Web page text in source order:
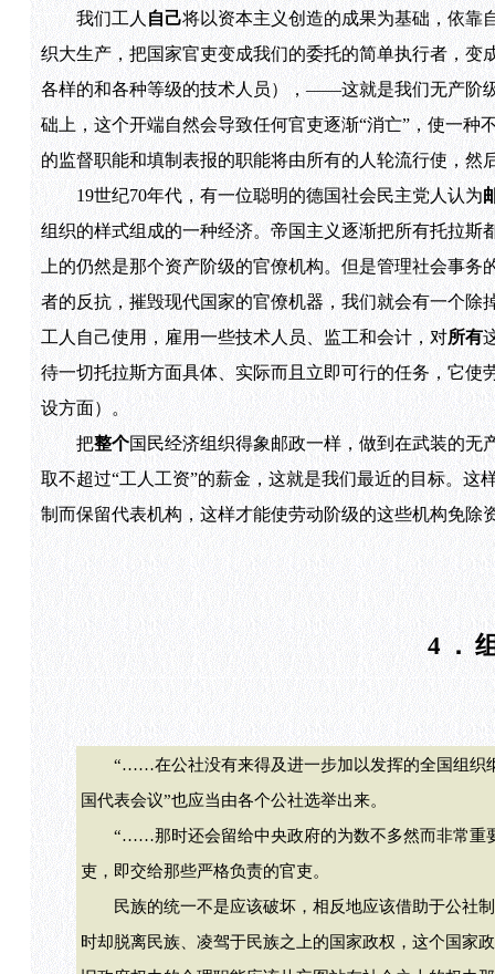
我们工人 自己将以资本主义创造的成果为基础，依靠
织大生产，把国家官吏变成我们的委托的简单执行者，变
各样的和各种等级的技术人员），——这就是我们无产阶
础上，这个开端自然会导致任何官吏逐渐“消亡”，使一
的监督职能和填制表报的职能将由所有的人轮流行使，
19世纪70年代，有一位聪明的德国社会民主党人认为
组织的样式组成的一种经济。帝国主义逐渐把所有托拉斯
上的仍然是那个资产阶级的官僚机构。但是管理社会事
者的反抗，摧毁现代国家的官僚机器，我们就会有一个除
工人自己使用，雇用一些技术人员、监工和会计，对所有
待一切托拉斯方面具体、实际而且立即可行的任务，它
设方面）。
把整个国民经济组织得象邮政一样，做到在武装的无
取不超过“工人工资”的薪金，这就是我们最近的目标。
制而保留代表机构，这样才能使劳动阶级的这些机构免除
4．
“……在公社没有来得及进一步加以发挥的全国组织
国代表会议”也应当由各个公社选举出来。
“……那时还会留给中央政府的为数不多然而非常重要
吏，即交给那些严格负责的官吏。
民族的统一不是应该破坏，相反地应该借助于公社制
时却脱离民族、凌驾于民族之上的国家政权，这个国家